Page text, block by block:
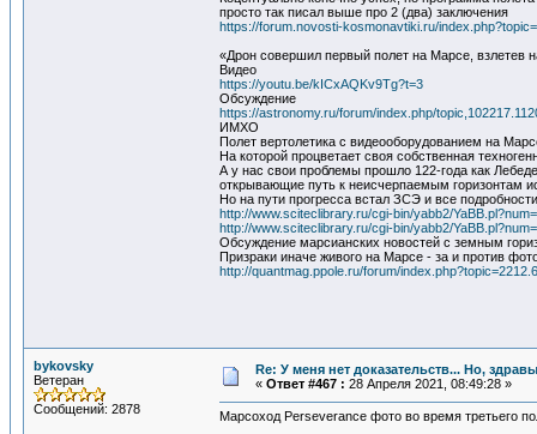
просто так писал выше про 2 (два) заключения
https://forum.novosti-kosmonavtiki.ru/
«Дрон совершил первый полет на Марсе, взлетев
Видео
https://youtu.be/kICxAQKv9Tg?t=3
Обсуждение
https://astronomy.ru/forum/index.php/
ИМХО
Полет вертолетика с видеооборудованием на
На которой процветает своя собственная
А у нас свои проблемы прошло 122-года как
открывающие путь к неисчерпаемым горизонтам
Но на пути прогресса встал ЗСЭ и все
http://www.sciteclibrary.ru/cgi-bin/yabb2/
http://www.sciteclibrary.ru/cgi-bin/yabb2/
Обсуждение марсианских новостей с земным
Призраки иначе живого на Марсе - за и против
http://quantmag.ppole.ru/forum/
bykovsky
Ветеран
Сообщений: 2878
Re: У меня нет доказательств... Но,
« Ответ #467 : 28 Апреля 2021, 08:49:28 »
Марсоход Perseverance фото во время третьего